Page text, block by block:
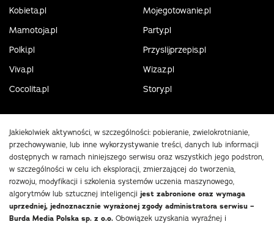
Kobieta.pl
Mojegotowanie.pl
Mamotoja.pl
Party.pl
Polki.pl
Przyslijprzepis.pl
Viva.pl
Wizaz.pl
Cocolita.pl
Story.pl
Jakiekolwiek aktywności, w szczególności: pobieranie, zwielokrotnianie,
przechowywanie, lub inne wykorzystywanie treści, danych lub informacji
dostępnych w ramach niniejszego serwisu oraz wszystkich jego podstron,
w szczególności w celu ich eksploracji, zmierzającej do tworzenia,
rozwoju, modyfikacji i szkolenia systemów uczenia maszynowego,
algorytmów lub sztucznej inteligencji jest zabronione oraz wymaga
uprzedniej, jednoznacznie wyrażonej zgody administratora serwisu –
Burda Media Polska sp. z o.o. Obowiązek uzyskania wyraźnej i